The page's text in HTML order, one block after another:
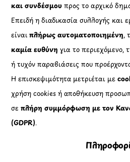
και συνδέσμου προς το αρχικό
Επειδή η διαδικασία συλλογής και
είναιπλήρως αυτοματοποιημένη,
καμία ευθύνη για το περιεχόμενο,
ή τυχόν παραβιάσεις που
Η επισκεψιμότητα μετριέται με
χρήση cookies ή αποθήκευση
σεπλήρη συμμόρφωση με τον
(GDPR).